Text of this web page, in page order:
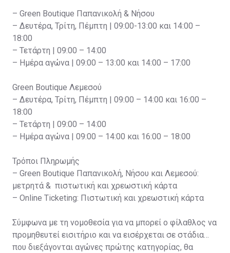
– Green Boutique Παπανικολή & Νήσου
– Δευτέρα, Τρίτη, Πέμπτη | 09:00-13:00 και 14:00 –
18:00
– Τετάρτη | 09:00 – 14:00
– Ημέρα αγώνα | 09:00 – 13:00 και 14:00 – 17:00
Green Boutique Λεμεσού
– Δευτέρα, Τρίτη, Πέμπτη | 09:00 – 14:00 και 16:00 –
18:00
– Τετάρτη | 09:00 – 14:00
– Ημέρα αγώνα | 09:00 – 14:00 και 16:00 – 18:00
Τρόποι Πληρωμής
– Green Boutique Παπανικολή, Νήσου και Λεμεσού:
μετρητά & πιστωτική και χρεωστική κάρτα
– Online Ticketing: Πιστωτική και χρεωστική κάρτα
Σύμφωνα με τη νομοθεσία για να μπορεί ο φίλαθλος να
προμηθευτεί εισιτήριο και να εισέρχεται σε στάδια
που διεξάγονται αγώνες πρώτης κατηγορίας, θα